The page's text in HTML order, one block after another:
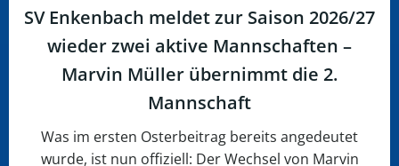
SV Enkenbach meldet zur Saison 2026/27
wieder zwei aktive Mannschaften –
Marvin Müller übernimmt die 2.
Mannschaft
Was im ersten Osterbeitrag bereits angedeutet
wurde, ist nun offiziell: Der Wechsel von Marvin